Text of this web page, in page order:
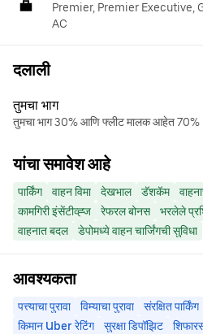
Premier, Premier Executive,
AC
दलाली
तुमचा भाग
तुमचा भाग 30% आणि फ्लीट मालक आहेत 70%
यांचा समावेश आहे
पार्किंग वाहन विमा देखभाल डॅशकॅम
कामगिरी इंसेंटीव्ह्ज
रेफरल बोनस भरलेले
वाहनात बदल
डेपोमध्ये वाहन चार्जिंगची सुविधा
आवश्यकता
पत्त्याचा पुरावा विम्याचा पुरावा संरक्षित पार्किंग
किमान Uber रेटिंग
सुरक्षा डिपॉझिट